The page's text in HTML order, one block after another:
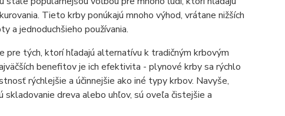
Tieto krby ponúkajú mnoho výhod, vrátane nižších
a jednoduchšieho používania.
pre tých, ktorí hľadajú alternatívu k tradičným krbovým
benefitov je ich efektivita - plynové krby sa rýchlo
rýchlejšie a účinnejšie ako iné typy krbov. Navyše,
dreva alebo uhľov, sú oveľa čistejšie a